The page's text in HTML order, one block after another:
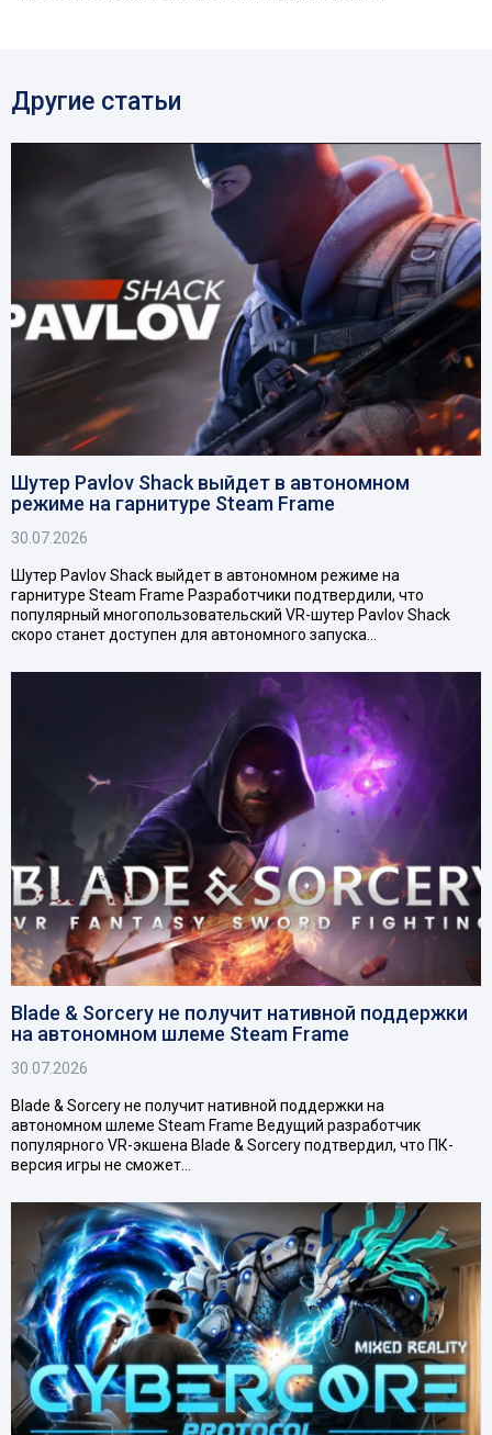
Другие статьи
Шутер Pavlov Shack выйдет в автономном
режиме на гарнитуре Steam Frame
30.07.2026
Шутер Pavlov Shack выйдет в автономном режиме на
гарнитуре Steam Frame Разработчики подтвердили, что
популярный многопользовательский VR-шутер Pavlov Shack
скоро станет доступен для автономного запуска…
Blade & Sorcery не получит нативной поддержки
на автономном шлеме Steam Frame
30.07.2026
Blade & Sorcery не получит нативной поддержки на
автономном шлеме Steam Frame Ведущий разработчик
популярного VR-экшена Blade & Sorcery подтвердил, что ПК-
версия игры не сможет…